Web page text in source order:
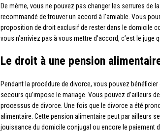
De même, vous ne pouvez pas changer les serrures de
recommandé de trouver un accord à l’amiable. Vous
proposition de droit exclusif de rester dans le domicile
vous n’arriviez pas à vous mettre d’accord, c’est le juge
Le droit à une pension
Pendant la procédure de divorce, vous pouvez
secours qu’impose le mariage. Vous pouvez d’ailleurs
processus de divorce. Une fois que le divorce a été
alimentaire. Cette pension alimentaire peut par ailleurs
jouissance du domicile conjugal ou encore le paiement